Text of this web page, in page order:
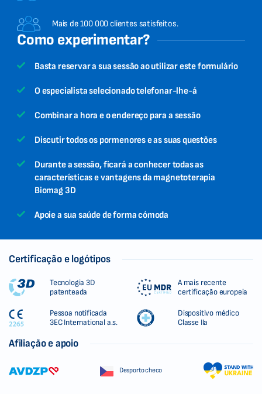
Mais de 100 000 clientes satisfeitos.
Como experimentar?
Basta reservar a sua sessão ao utilizar este formulário
O especialista selecionado telefonar-lhe-á
Combinar a hora e o endereço para a sessão
Discutir todos os pormenores e as suas questões
Durante a sessão, ficará a conhecer todas as
características e vantagens da magnetoterapia
Biomag 3D
Apoie a sua saúde de forma cómoda
Certificação e logótipos
Tecnologia 3D
patenteada
A mais recente
certificação europeia
Pessoa notificada
3EC International a.s.
Dispositivo médico
Classe IIa
Afiliação e apoio
Desporto checo